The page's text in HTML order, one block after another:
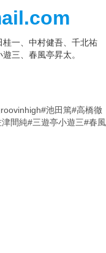
桂一、中村健吾、千北祐
三、春風亭昇太。
#池田篤#高橋徹
津間純#三遊亭小遊三#春風